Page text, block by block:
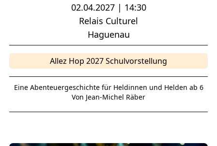
02.04.2027 | 14:30
Relais Culturel
Haguenau
Allez Hop 2027 Schulvorstellung
Eine Abenteuergeschichte für Heldinnen und Helden ab 6
Von Jean-Michel Räber